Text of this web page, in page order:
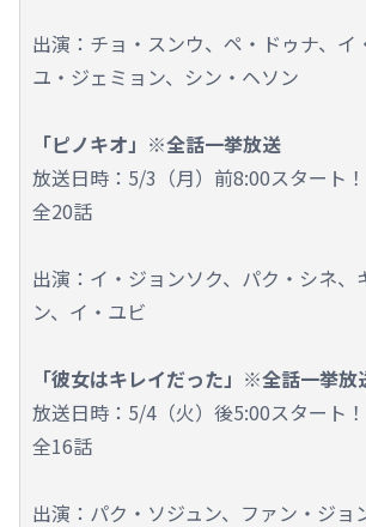
出演：チョ・スンウ、ペ・ドゥナ、イ
ユ・ジェミョン、シン・ヘソン
「ピノキオ」※全話一挙放送
放送日時：5/3（月）前8:00スタート！
全20話
出演：イ・ジョンソク、パク・シネ、
ン、イ・ユビ
「彼女はキレイだった」※全話一挙放
放送日時：5/4（火）後5:00スタート！
全16話
出演：パク・ソジュン、ファン・ジョ